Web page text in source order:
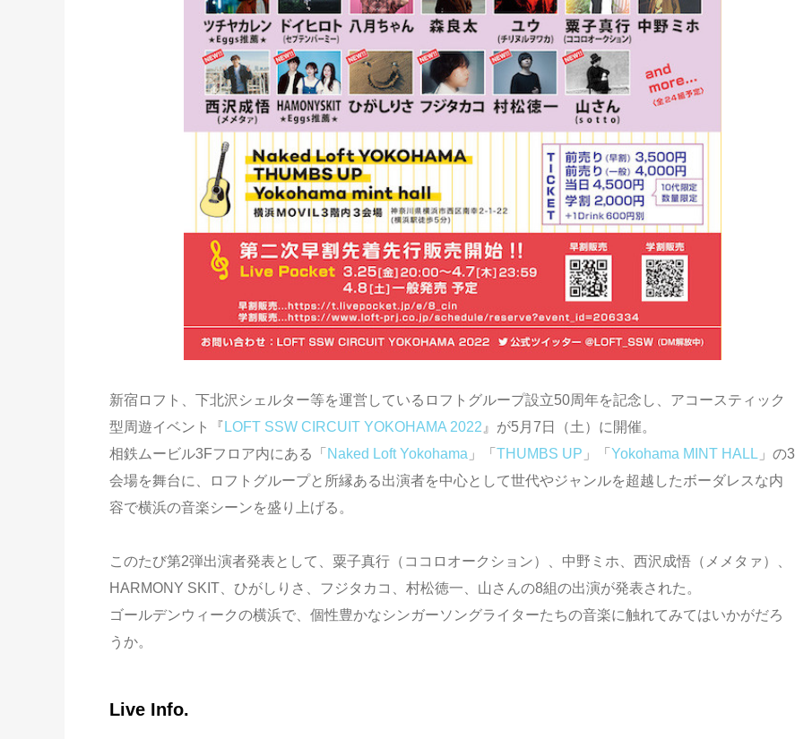
新宿ロフト、下北沢シェルター等を運営しているロフトグループ設立50周年を記念し、アコースティック
型周遊イベント『 LOFT SSW CIRCUIT YOKOHAMA 2022 』が5月7日（土）に開催。
相鉄ムービル3Fフロア内にある「 Naked Loft Yokohama 」「 THUMBS UP 」「 Yokohama MINT HALL 」の3
会場を舞台に、ロフトグループと所縁ある出演者を中心として世代やジャンルを超越したボーダレスな内
容で横浜の音楽シーンを盛り上げる。
このたび第2弾出演者発表として、粟子真行（ココロオークション）、中野ミホ、西沢成悟（メメタァ）、
HARMONY SKIT、ひがしりさ、フジタカコ、村松徳一、山さんの8組の出演が発表された。
ゴールデンウィークの横浜で、個性豊かなシンガーソングライターたちの音楽に触れてみてはいかがだろ
うか。
Live Info.